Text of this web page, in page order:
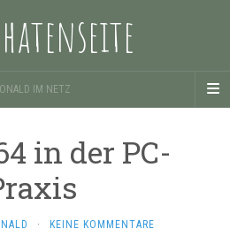
IM NETZ
in der PC-
· KEINE KOMMENTARE